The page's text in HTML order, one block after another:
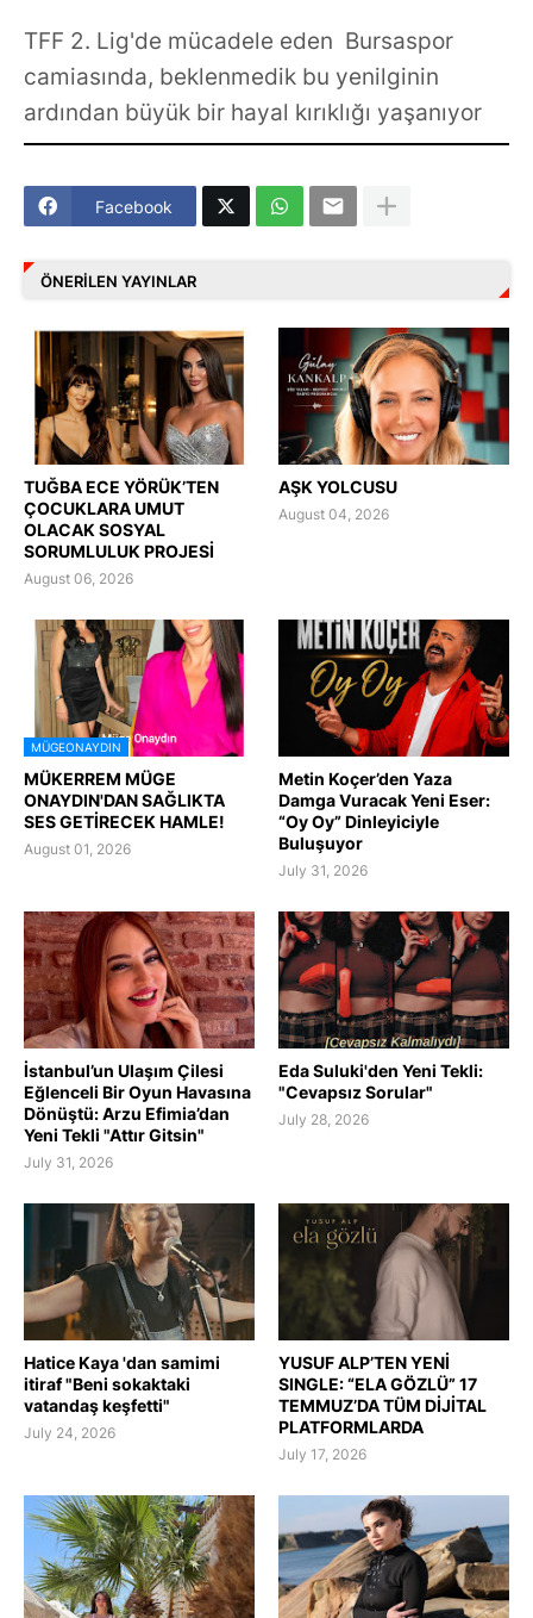
TFF 2. Lig'de mücadele eden Bursaspor
camiasında, beklenmedik bu yenilginin
ardından büyük bir hayal kırıklığı yaşanıyor
Facebook
ÖNERILEN YAYINLAR
TUĞBA ECE YÖRÜK’TEN
ÇOCUKLARA UMUT
OLACAK SOSYAL
SORUMLULUK PROJESİ
August 06, 2026
AŞK YOLCUSU
August 04, 2026
MÜGEONAYDIN
MÜKERREM MÜGE
ONAYDIN'DAN SAĞLIKTA
SES GETİRECEK HAMLE!
August 01, 2026
Metin Koçer’den Yaza
Damga Vuracak Yeni Eser:
“Oy Oy” Dinleyiciyle
Buluşuyor
July 31, 2026
İstanbul’un Ulaşım Çilesi
Eğlenceli Bir Oyun Havasına
Dönüştü: Arzu Efimia’dan
Yeni Tekli "Attır Gitsin"
July 31, 2026
Eda Suluki'den Yeni Tekli:
"Cevapsız Sorular"
July 28, 2026
Hatice Kaya 'dan samimi
itiraf "Beni sokaktaki
vatandaş keşfetti"
July 24, 2026
YUSUF ALP’TEN YENİ
SINGLE: “ELA GÖZLÜ” 17
TEMMUZ’DA TÜM DİJİTAL
PLATFORMLARDA
July 17, 2026